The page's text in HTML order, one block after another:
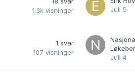
1.3k visninger
Juli 5
1 svar
107 visninger
Juli 4